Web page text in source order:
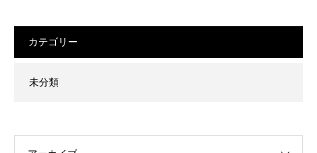
カテゴリー
未分類